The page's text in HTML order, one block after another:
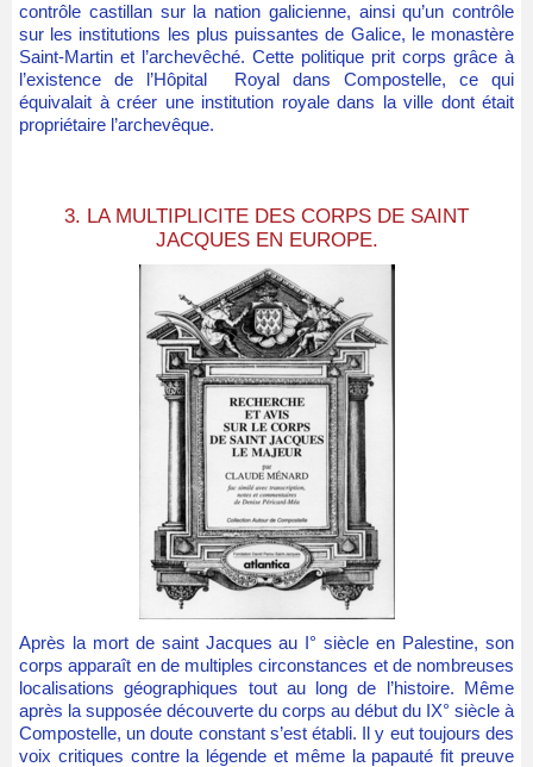
contrôle castillan sur la nation galicienne, ainsi qu’un contrôle
sur les institutions les plus puissantes de Galice, le monastère
Saint-Martin et l’archevêché. Cette politique prit corps grâce à
l’existence de l’Hôpital Royal dans Compostelle, ce qui
équivalait à créer une institution royale dans la ville dont était
propriétaire l’archevêque.
3. LA MULTIPLICITE DES CORPS DE SAINT
JACQUES EN EUROPE.
Après la mort de saint Jacques au I° siècle en Palestine, son
corps apparaît en de multiples circonstances et de nombreuses
localisations géographiques tout au long de l’histoire. Même
après la supposée découverte du corps au début du IX° siècle à
Compostelle, un doute constant s’est établi. Il y eut toujours des
voix critiques contre la légende et même la papauté fit preuve